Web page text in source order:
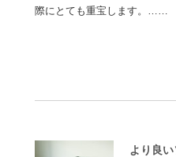
際にとても重宝します。……
より良